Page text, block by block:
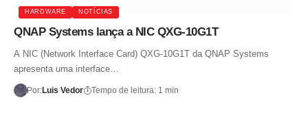
HARDWARE NOTÍCIAS
QNAP Systems lança a NIC QXG-10G1T
A NIC (Network Interface Card) QXG-10G1T da QNAP Systems
apresenta uma interface…
Por:Luis Vedor Tempo de leitura: 1 min